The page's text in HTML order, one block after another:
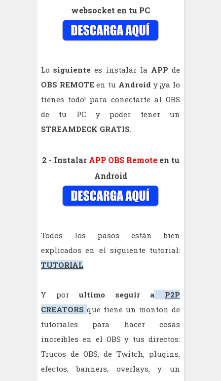
websocket en tu PC
Losiguiente es instalar la APP de
OBS REMOTE en tu Android y ¡ya lo
tienes todo! para conectarte al OBS
de tu PC y poder tener un
STREAMDECK GRATIS
2 - Instalar APP OBS Remoteen tu
Android
Todos los pasos están bien
explicados en el siguiente tutorial:
TUTORIAL
Y porultimo seguir a
P2P
CREATORS que tiene un monton de
tutoriales para hacer cosas
increibles en el OBS y tus directos:
Trucos de OBS, de Twitch, plugins,
efectos, banners, overlays, y un